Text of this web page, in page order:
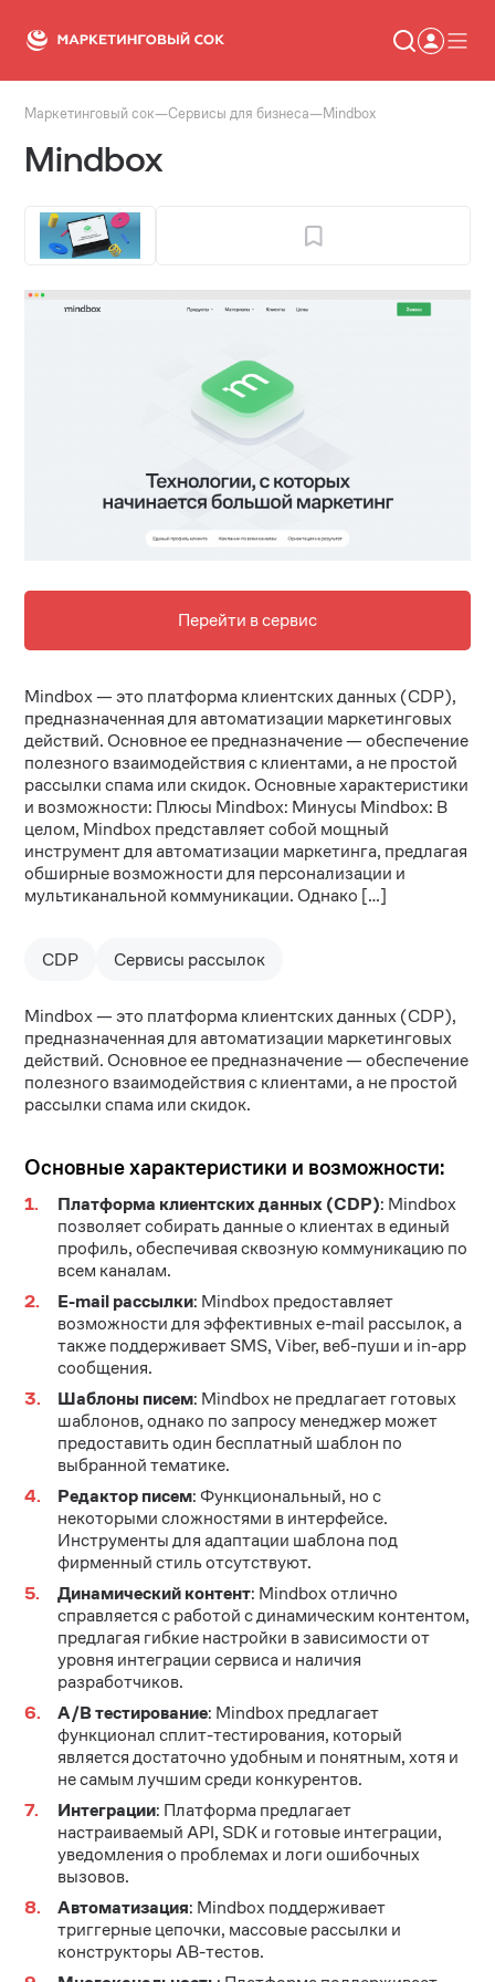
Консалтинг
Маркетинговый сок—Сервисы для бизнеса—Mindbox
Mindbox
Перейти в сервис
Mindbox — это платформа клиентских данных (CDP),
предназначенная для автоматизации маркетинговых
действий. Основное ее предназначение — обеспечение
полезного взаимодействия с клиентами, а не простой
рассылки спама или скидок. Основные характеристики
и возможности: Плюсы Mindbox: Минусы Mindbox: В
целом, Mindbox представляет собой мощный
инструмент для автоматизации маркетинга, предлагая
обширные возможности для персонализации и
мультиканальной коммуникации. Однако […]
CDP Сервисы рассылок
Mindbox — это платформа клиентских данных (CDP),
предназначенная для автоматизации маркетинговых
действий. Основное ее предназначение — обеспечение
полезного взаимодействия с клиентами, а не простой
рассылки спама или скидок.
Основные характеристики и возможности:
Платформа клиентских данных (CDP): Mindbox
позволяет собирать данные о клиентах в единый
профиль, обеспечивая сквозную коммуникацию по
всем каналам.
E-mail рассылки: Mindbox предоставляет
возможности для эффективных e-mail рассылок, а
также поддерживает SMS, Viber, веб-пуши и in-app
сообщения.
Шаблоны писем: Mindbox не предлагает готовых
шаблонов, однако по запросу менеджер может
предоставить один бесплатный шаблон по
выбранной тематике.
Редактор писем: Функциональный, но с
некоторыми сложностями в интерфейсе.
Инструменты для адаптации шаблона под
фирменный стиль отсутствуют.
Динамический контент: Mindbox отлично
справляется с работой с динамическим контентом,
предлагая гибкие настройки в зависимости от
уровня интеграции сервиса и наличия
разработчиков.
A/B тестирование: Mindbox предлагает
функционал сплит-тестирования, который
является достаточно удобным и понятным, хотя и
не самым лучшим среди конкурентов.
Интеграции: Платформа предлагает
настраиваемый API, SDK и готовые интеграции,
уведомления о проблемах и логи ошибочных
вызовов.
Автоматизация: Mindbox поддерживает
триггерные цепочки, массовые рассылки и
конструкторы АВ-тестов.